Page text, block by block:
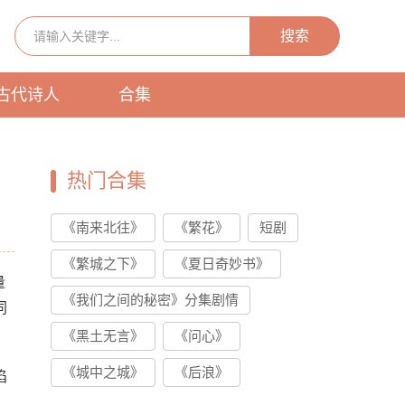
搜索
代诗人 合集
热门合集
《南来北往》 《繁花》 短剧
《繁城之下》 《夏日奇妙书》
《我们之间的秘密》分集剧情
《黑土无言》 《问心》
《城中之城》 《后浪》